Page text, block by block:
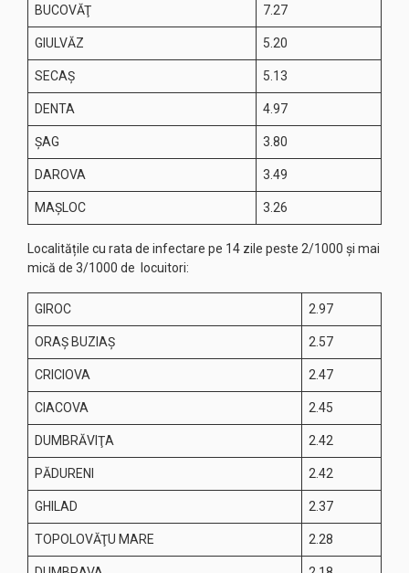
BUCOVĂŢ 7.27
GIULVĂZ 5.20
SECAŞ 5.13
DENTA 4.97
ŞAG 3.80
DAROVA 3.49
MAŞLOC 3.26
Localitățile cu rata de infectare pe 14 zile peste 2/1000 și mai
mică de 3/1000 de locuitori:
GIROC 2.97
ORAŞ BUZIAŞ 2.57
CRICIOVA 2.47
CIACOVA 2.45
DUMBRĂVIŢA 2.42
PĂDURENI 2.42
GHILAD 2.37
TOPOLOVĂŢU MARE 2.28